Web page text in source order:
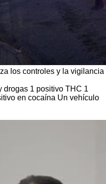
los controles y la vigilancia
drogas 1 positivo THC 1
en cocaína Un vehículo